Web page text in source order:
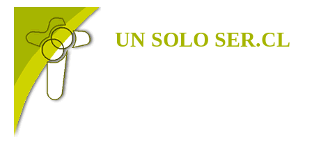
Skip
content
UN SOLO SER.CL